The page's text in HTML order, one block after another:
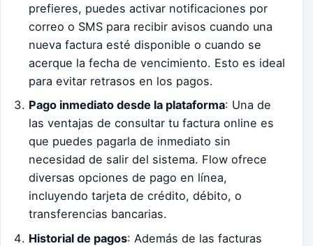
prefieres, puedes activar notificaciones por
correo o SMS para recibir avisos cuando una
nueva factura esté disponible o cuando se
acerque la fecha de vencimiento. Esto es ideal
para evitar retrasos en los pagos.
Pago inmediato desde la plataforma: Una de
las ventajas de consultar tu factura online es
que puedes pagarla de inmediato sin
necesidad de salir del sistema. Flow ofrece
diversas opciones de pago en línea,
incluyendo tarjeta de crédito, débito, o
transferencias bancarias.
Historial de pagos: Además de las facturas